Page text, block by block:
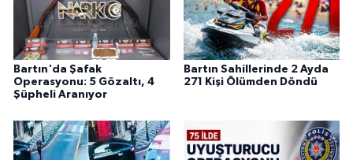
Bartın'da Şafak
Operasyonu: 5 Gözaltı, 4
Şüpheli Aranıyor
Bartın Sahillerinde 2 Ayda
271 Kişi Ölümden Döndü